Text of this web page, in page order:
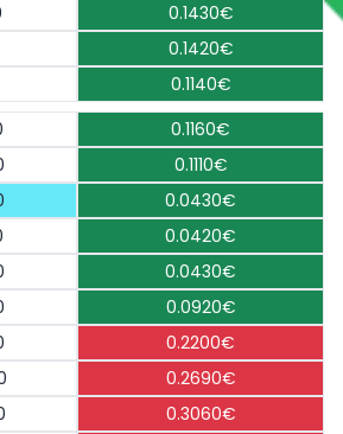
0.1430€
0.1420€
0.1140€
0.1160€
0.1110€
0.0430€
0.0420€
0.0430€
0.0920€
0.2200€
0.2690€
0.3060€